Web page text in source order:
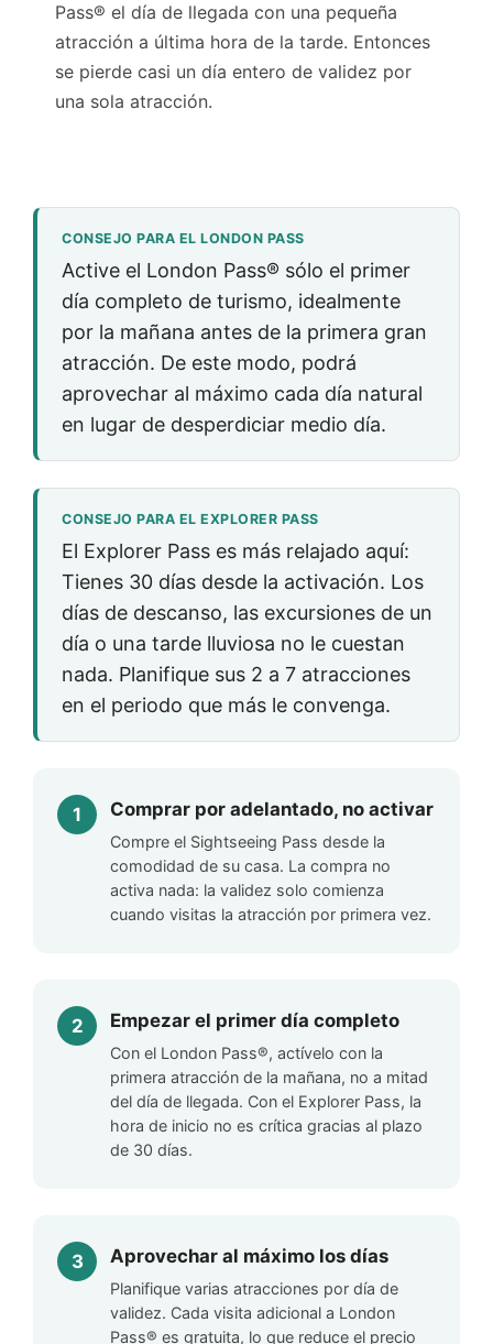
Pass® el día de llegada con una pequeña
atracción a última hora de la tarde. Entonces
se pierde casi un día entero de validez por
una sola atracción.
CONSEJO PARA EL LONDON PASS
Active el London Pass® sólo el primer
día completo de turismo, idealmente
por la mañana antes de la primera gran
atracción. De este modo, podrá
aprovechar al máximo cada día natural
en lugar de desperdiciar medio día.
CONSEJO PARA EL EXPLORER PASS
El Explorer Pass es más relajado aquí:
Tienes 30 días desde la activación. Los
días de descanso, las excursiones de un
día o una tarde lluviosa no le cuestan
nada. Planifique sus 2 a 7 atracciones
en el periodo que más le convenga.
Comprar por adelantado, no activar
Compre el Sightseeing Pass desde la
comodidad de su casa. La compra no
activa nada: la validez solo comienza
cuando visitas la atracción por primera vez.
Empezar el primer día completo
Con el London Pass®, actívelo con la
primera atracción de la mañana, no a mitad
del día de llegada. Con el Explorer Pass, la
hora de inicio no es crítica gracias al plazo
de 30 días.
Aprovechar al máximo los días
Planifique varias atracciones por día de
validez. Cada visita adicional a London
Pass® es gratuita, lo que reduce el precio